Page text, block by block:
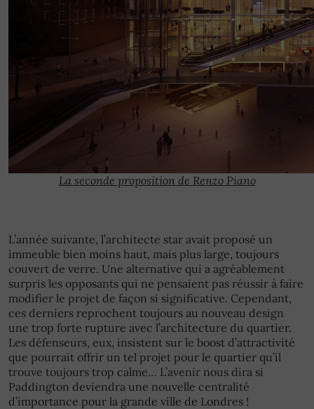
La seconde proposition de Renzo Piano
L’année suivante, l’architecte star avait proposé un
immeuble bien moins haut, mais plus large, toujours
couvert de verre. Une alternative qui a agréablement
surpris les opposants qui ne pensaient pas réussir à faire
modifier le projet de façon si significative. Cependant,
ces derniers reprochent toujours au nouveau design
une trop forte rupture avec l’architecture du quartier.
Les défenseurs, eux, insistent sur le boost d’attractivité
que pourrait offrir un tel projet pour le quartier qu’il
trouve toujours trop calme… L’avenir nous dira si
Paddington deviendra une nouvelle centralité
d’importance pour la grande ville de Londres !